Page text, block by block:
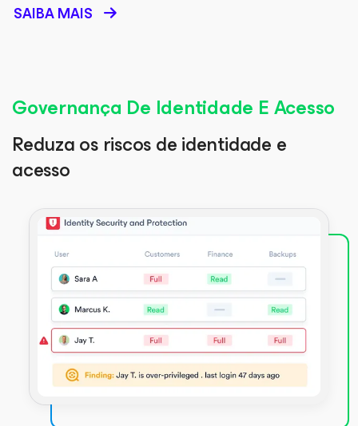
SAIBA MAIS
Governança De Identidade E Acesso
Reduza os riscos de identidade e
acesso